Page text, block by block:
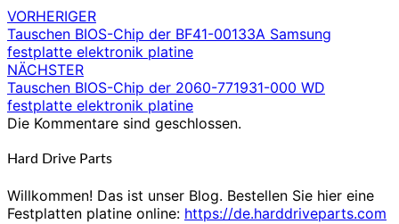
VORHERIGER
Tauschen BIOS-Chip der BF41-00133A Samsung
festplatte elektronik platine
NÄCHSTER
Tauschen BIOS-Chip der 2060-771931-000 WD
festplatte elektronik platine
Die Kommentare sind geschlossen.
Hard Drive Parts
Willkommen! Das ist unser Blog. Bestellen Sie hier eine
Festplatten platine online: https://de.harddriveparts.com